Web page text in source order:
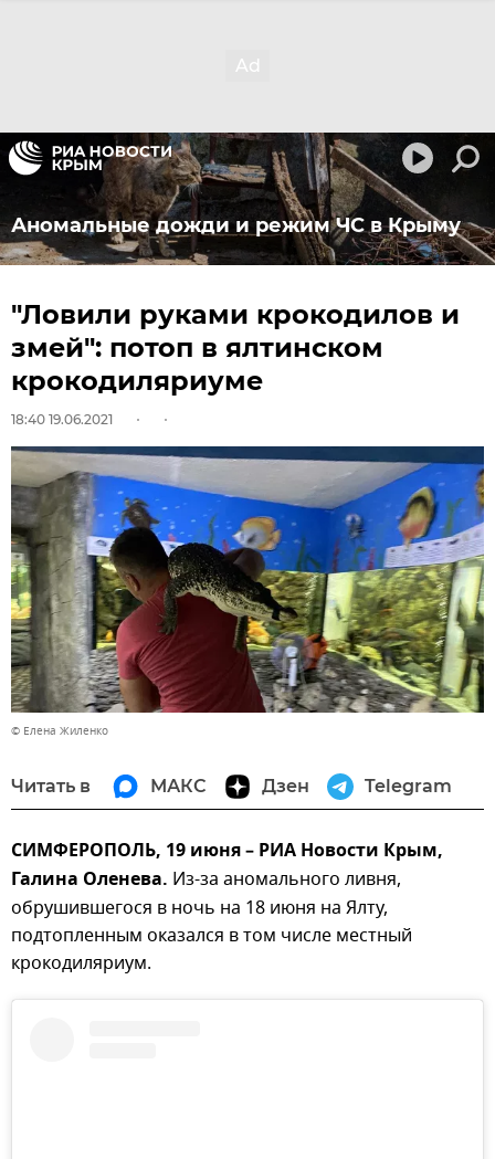
Аномальные дожди и режим ЧС в Крыму
"Ловили руками крокодилов и
змей": потоп в ялтинском
крокодиляриуме
18:40 19.06.2021
© Елена Жиленко
Читать в МАКС Дзен Telegram
СИМФЕРОПОЛЬ, 19 июня – РИА Новости Крым,
Галина Оленева. Из-за аномального ливня,
обрушившегося в ночь на 18 июня на Ялту,
подтопленным оказался в том числе местный
крокодиляриум.